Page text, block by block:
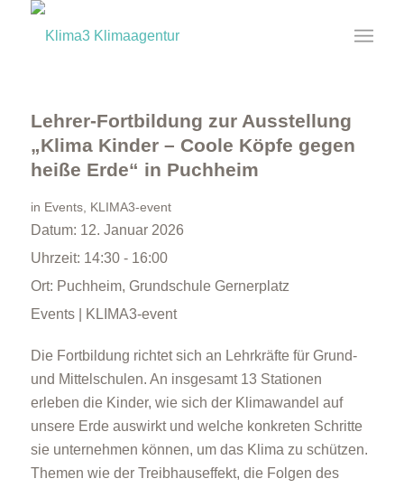
Lehrer-Fortbildung zur Ausstellung
„Klima Kinder – Coole Köpfe gegen
heiße Erde“ in Puchheim
in Events, KLIMA3-event
Datum: 12. Januar 2026
Uhrzeit: 14:30 - 16:00
Ort: Puchheim, Grundschule Gernerplatz
Events | KLIMA3-event
Die Fortbildung richtet sich an Lehrkräfte für Grund-
und Mittelschulen. An insgesamt 13 Stationen
erleben die Kinder, wie sich der Klimawandel auf
unsere Erde auswirkt und welche konkreten Schritte
sie unternehmen können, um das Klima zu schützen.
Themen wie der Treibhauseffekt, die Folgen des